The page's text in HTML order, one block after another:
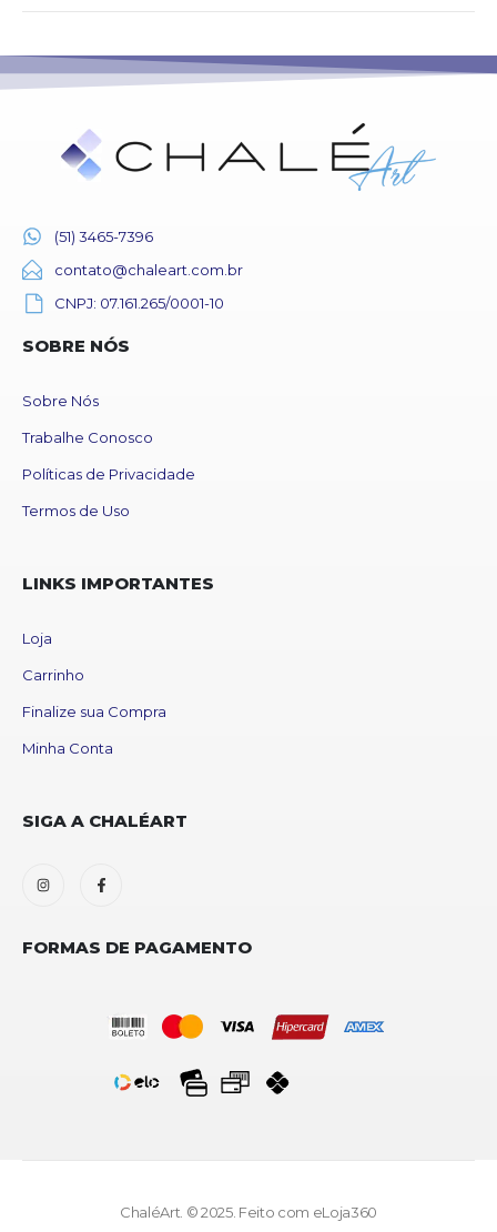
(51) 3465-7396
contato@chaleart.com.br
CNPJ: 07.161.265/0001-10
SOBRE NÓS
Sobre Nós
Trabalhe Conosco
Políticas de Privacidade
Termos de Uso
LINKS IMPORTANTES
Loja
Carrinho
Finalize sua Compra
Minha Conta
SIGA A CHALÉART
FORMAS DE PAGAMENTO
ChaléArt. © 2025. Feito com eLoja360